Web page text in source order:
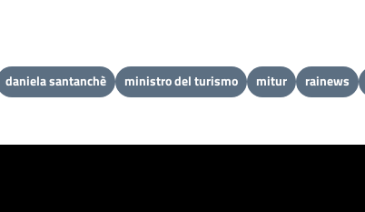
daniela santanchè ministro del turismo mitur rainews